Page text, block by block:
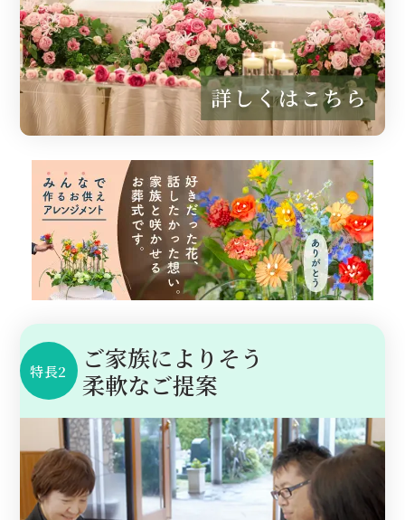
特長2
ご家族によりそう
柔軟なご提案